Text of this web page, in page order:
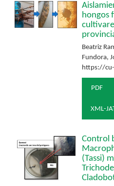
hongos
Beatriz
Fundora,
https://
PDF
XML-
Control
(Tassi)